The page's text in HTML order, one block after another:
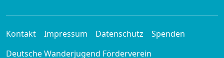
Kontakt Impressum Datenschutz
Spenden
Deutsche Wanderjugend Förderverein